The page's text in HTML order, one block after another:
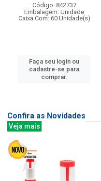
Código: 842737
Embalagem: Unidade
Caixa Com: 60 Unidade(s)
Faça seu login ou
cadastre-se para
comprar.
Confira as Novidades
Veja mais